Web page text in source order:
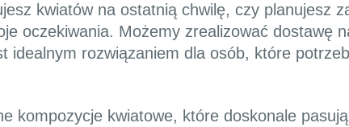
kwiatów na ostatnią chwilę, czy planujesz
oczekiwania. Możemy zrealizować dostawę
idealnym rozwiązaniem dla osób, które
kompozycje kwiatowe, które doskonale